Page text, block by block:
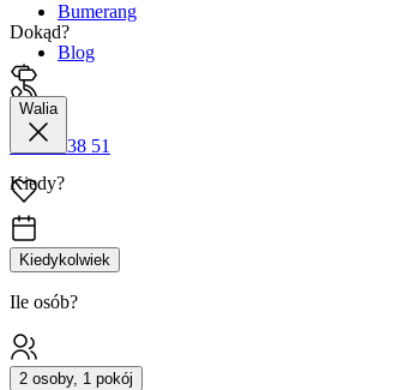
Bumerang
Blog
42 680 38 51
Dokąd?
Walia
Kiedy?
Kiedykolwiek
Ile osób?
2 osoby, 1 pokój